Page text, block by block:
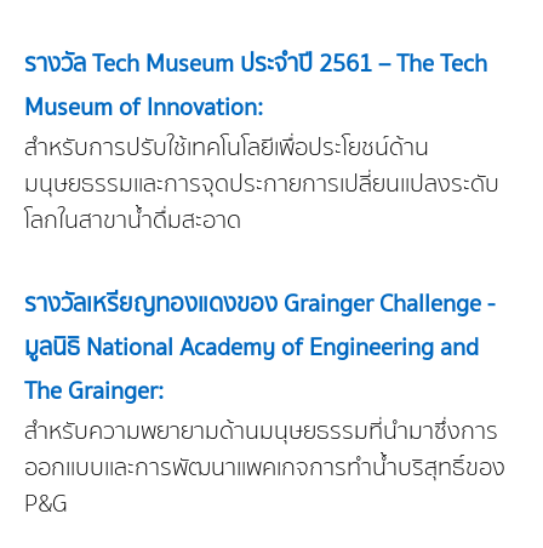
รางวัล Tech Museum ประจำปี 2561 – The Tech
Museum of Innovation:
สำหรับการปรับใช้เทคโนโลยีเพื่อประโยชน์ด้าน
มนุษยธรรมและการจุดประกายการเปลี่ยนแปลงระดับ
โลกในสาขาน้ำดื่มสะอาด
รางวัลเหรียญทองแดงของ Grainger Challenge -
มูลนิธิ National Academy of Engineering and
The Grainger:
สำหรับความพยายามด้านมนุษยธรรมที่นำมาซึ่งการ
ออกแบบและการพัฒนาแพคเกจการทำน้ำบริสุทธิ์ของ
P&G